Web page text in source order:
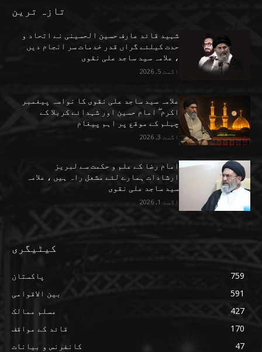
تازہ ترین
شہید قائد عارف حسین الحسینی نے اتحاد و
حدت کیلئے گراں قدر خدمات سر انجام دیں
، علامہ سید ساجد علی نقوی
اگست 5, 2026
علامہ سید ساجد علی نقوی کا نواسہ پیغمبر
اکرم ۖ امام حسین اور شہدائے کربلا کے
چہلم کے موقع پر اہم پیغام
اگست 3, 2026
امام رضا کے علم و حکمت سے لبریز
ارشادات ہمارے لئے مشعل راہ ہیں ، علامہ
سید ساجد علی نقوی
اگست 1, 2026
کیٹیگری
پاکستان
759
بین الاقوامی
591
مسلم ممالک
427
قائد کے مواقف
170
کانفرنس و بیانات
47